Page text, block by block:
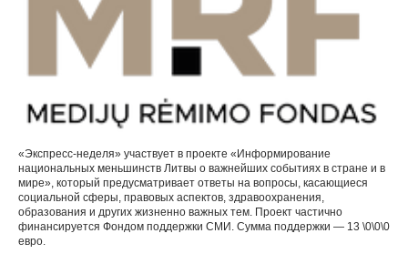
«Экспресс-неделя» участвует в проекте «Информирование
национальных меньшинств Литвы о важнейших событиях в стране и в
мире», который предусматривает ответы на вопросы, касающиеся
социальной сферы, правовых аспектов, здравоохранения,
образования и других жизненно важных тем. Проект частично
финансируется Фондом поддержки СМИ. Сумма поддержки — 13 \0\0\0
евро.